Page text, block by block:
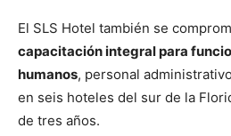
El SLS Hotel también se
capacitación integral para
humanos, personal
en seis hoteles del sur de la
de tres años.